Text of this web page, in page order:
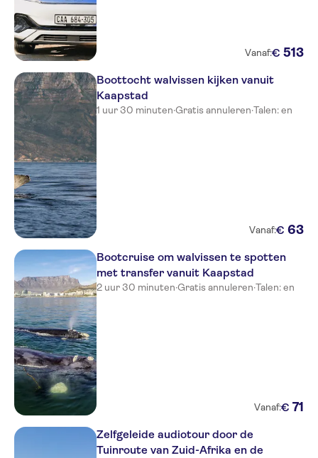
Vanaf:€ 513
Boottocht walvissen kijken vanuit
Kaapstad
1 uur 30 minuten·Gratis annuleren·Talen: en
Vanaf:€ 63
Bootcruise om walvissen te spotten
met transfer vanuit Kaapstad
2 uur 30 minuten·Gratis annuleren·Talen: en
Vanaf:€ 71
Zelfgeleide audiotour door de
Tuinroute van Zuid-Afrika en de